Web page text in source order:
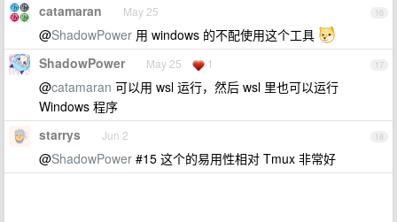
16
catamaran May 25
@ShadowPower 用 windows 的不配使用这个工具
17
ShadowPower May 25 1
@catamaran 可以用 wsl 运行，然后 wsl 里也可以运行
Windows 程序
18
starrys Jun 2
@ShadowPower #15 这个的易用性相对 Tmux 非常好